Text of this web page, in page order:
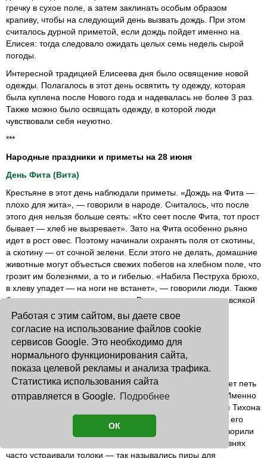
Работая с этим сайтом, вы даете свое
согласие на использование файлов cookie
сервисов Google. Это необходимо для
нормального функционирования сайта,
показа целевой рекламы и анализа трафика.
Статистика использования сайта
отправляется в Google. Подробнее
ОК
гречку в сухое поле, а затем заклинать особым образом
крапиву, чтобы на следующий день вызвать дождь. При этом
считалось дурной приметой, если дождь пойдет именно на
Елисея: тогда следовало ожидать целых семь недель сырой
погоды.
Интересной традицией Елисеева дня было освящение новой
одежды. Полагалось в этот день освятить ту одежду, которая
была куплена после Нового года и надевалась не более 3 раз.
Также можно было освящать одежду, в которой люди
чувствовали себя неуютно.
***
Народные праздники и приметы на 28 июня
День Фита (Вита)
Крестьяне в этот день наблюдали приметы. «Дождь на Фита —
плохо для жита», — говорили в народе. Считалось, что после
этого дня нельзя больше сеять: «Кто сеет после Фита, тот прост
бывает — хлеб не вызревает». Зато на Фита особенно рьяно
идет в рост овес. Поэтому начинали охранять поля от скотины,
а скотину — от сочной зелени. Если этого не делать, домашние
животные могут объесться свежих побегов на хлебном поле, что
грозит им болезнями, а то и гибелью. «Набила Пеструха брюхо,
в хлеву упадет — на ноги не встанет», — говорили люди. Также
было принято молиться святому Виту о защите скота от всякой
другой напасти. Зацветает цикорий и короставник.
***
Народные праздники и приметы на 29 июня
День Тихона (Тихон Тихий)
В этот день затихают птицы, и только соловей продолжает петь
до Петрова дня. После этого дня сеять яровые нельзя. Именно
в этот день начинает свое цветение зверобой. С именем Тихона
на Руси связаны разные поверья, позволяющие назвать его
день тихим. Тихо ходят и звери — хоронятся в норы. Говорили
также: «На Тихона солнце идет тихо». На Тихона в деревнях
часто устраивали толоки — так назывались пиры для